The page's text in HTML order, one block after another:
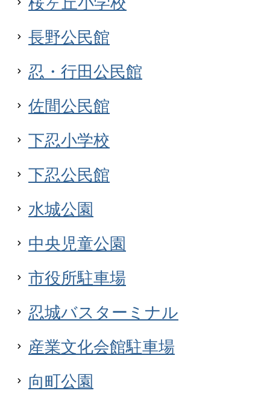
長野公民館
忍・行田公民館
佐間公民館
下忍小学校
下忍公民館
水城公園
中央児童公園
市役所駐車場
忍城バスターミナル
産業文化会館駐車場
向町公園